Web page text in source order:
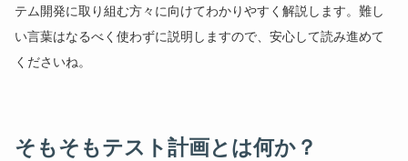
テム開発に取り組む方々に向けてわかりやすく解説します。難し
い言葉はなるべく使わずに説明しますので、安心して読み進めて
くださいね。
そもそもテスト計画とは何か？